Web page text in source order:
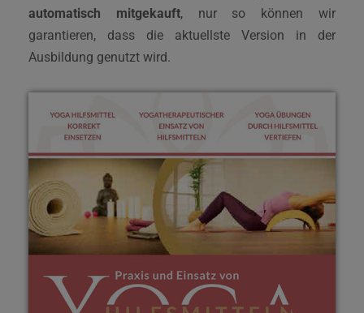
automatisch mitgekauft, nur so können wir
garantieren, dass die aktuellste Version in der
Ausbildung genutzt wird.